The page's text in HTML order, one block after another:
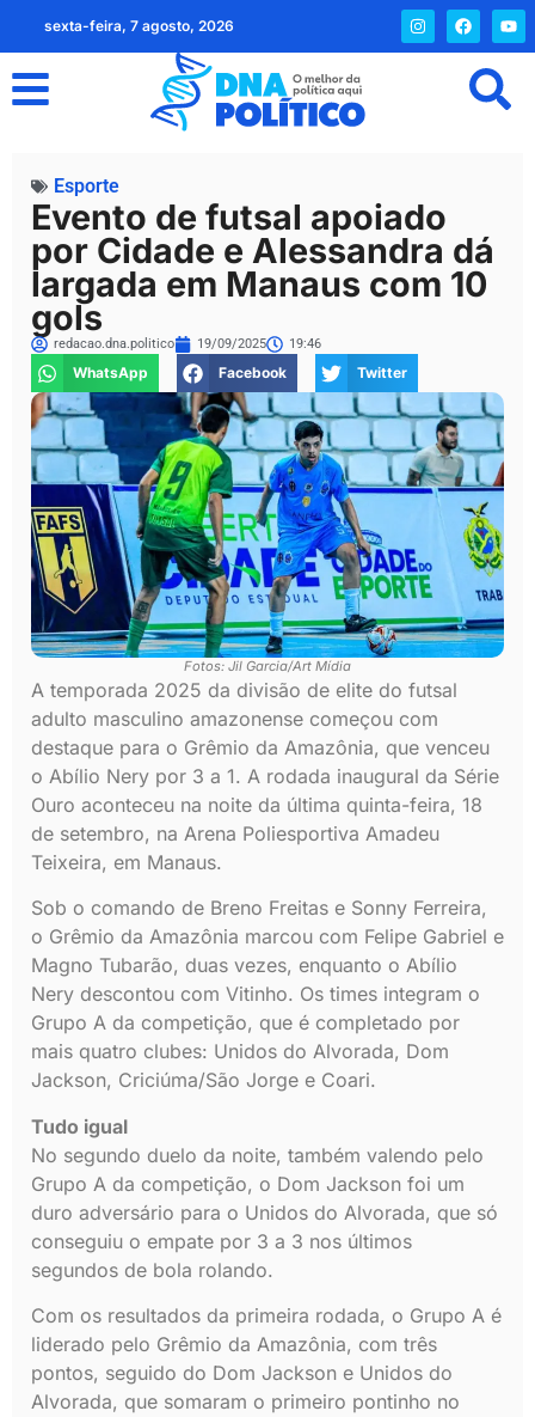
sexta-feira, 7 agosto, 2026
Esporte
Evento de futsal apoiado
por Cidade e Alessandra dá
largada em Manaus com 10
gols
redacao.dna.politico 19/09/2025 19:46
WhatsApp Facebook Twitter
Fotos: Jil Garcia/Art Mídia
A temporada 2025 da divisão de elite do futsal
adulto masculino amazonense começou com
destaque para o Grêmio da Amazônia, que venceu
o Abílio Nery por 3 a 1. A rodada inaugural da Série
Ouro aconteceu na noite da última quinta-feira, 18
de setembro, na Arena Poliesportiva Amadeu
Teixeira, em Manaus.
Sob o comando de Breno Freitas e Sonny Ferreira,
o Grêmio da Amazônia marcou com Felipe Gabriel e
Magno Tubarão, duas vezes, enquanto o Abílio
Nery descontou com Vitinho. Os times integram o
Grupo A da competição, que é completado por
mais quatro clubes: Unidos do Alvorada, Dom
Jackson, Criciúma/São Jorge e Coari.
Tudo igual
No segundo duelo da noite, também valendo pelo
Grupo A da competição, o Dom Jackson foi um
duro adversário para o Unidos do Alvorada, que só
conseguiu o empate por 3 a 3 nos últimos
segundos de bola rolando.
Com os resultados da primeira rodada, o Grupo A é
liderado pelo Grêmio da Amazônia, com três
pontos, seguido do Dom Jackson e Unidos do
Alvorada, que somaram o primeiro pontinho no